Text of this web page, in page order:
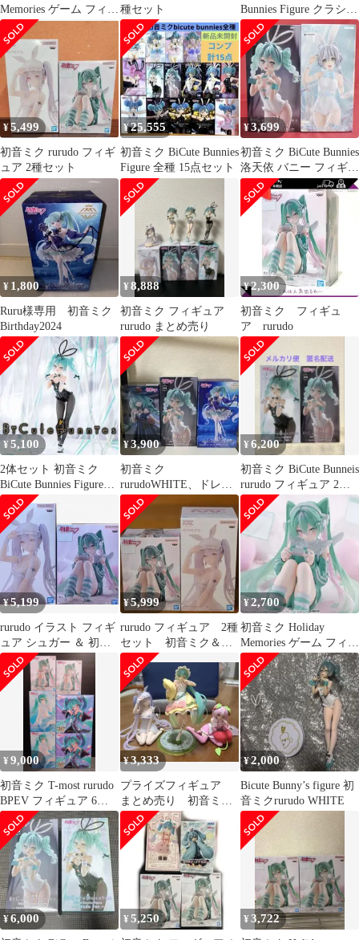
Memories ゲーム フィギ
ュア rurudo
種セット
Bunnies Figure クラシカ
ルレトロー
¥5,499
初音ミク rurudo フィギ
ュア 2種セット
¥25,555
初音ミク BiCute Bunnies
Figure 全種 15点セット
¥3,699
初音ミク BiCute Bunnies
洛天依 バニー フィギュ
ア ホワイト
¥ 1,800
Ruru様専用 初音ミク
Birthday2024
¥8,888
初音ミク フィギュア
rurudo まとめ売り
¥2,300
初音ミク フィギュ
ア rurudo
¥5,100
2体セット 初音ミク
BiCute Bunnies Figure
rurudo
¥3,900
初音ミク
rurudoWHITE、ドレ
ス、Birthday2024フィギ
ュア3点
¥6,200
初音ミク BiCute Bunneis
rurudo フィギュア 2種
セット
¥5,199
rurudo イラスト フィギ
ュア シュガー ＆ 初音
ミク 2体セット
¥5,999
rurudo フィギュア 2種
セット 初音ミク＆シ
ュガー
¥2,700
初音ミク Holiday
Memories ゲーム フィギ
ュア rurudo
¥9,000
初音ミク T-most rurudo
BPEV フィギュア 6体
セット
¥3,333
プライズフィギュア
まとめ売り 初音ミ
ク 桜ミク rurudo
ESPRESTO
¥2,000
Bicute Bunny’s figure 初
音ミクrurudo WHITE
¥6,000 ¥ 5,250 ¥3,722